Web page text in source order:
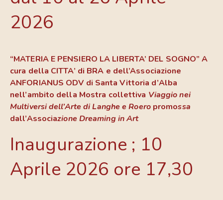
2026
“MATERIA E PENSIERO LA LIBERTA’ DEL SOGNO” A
cura della CITTA’ di BRA e dell’Associazione
ANFORIANUS ODV di Santa Vittoria d’Alba
nell’ambito della Mostra collettiva Viaggio nei
Multiversi dell’Arte di Langhe e Roero promossa
dall’Associazione Dreaming in Art
Inaugurazione ; 10
Aprile 2026 ore 17,30